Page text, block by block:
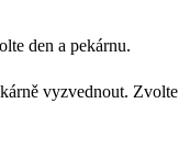
den a pekárnu.
vyzvednout. Zvolte